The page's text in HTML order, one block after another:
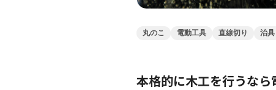
丸のこ 電動工具 直線切り 治具
本格的に木工を行うな